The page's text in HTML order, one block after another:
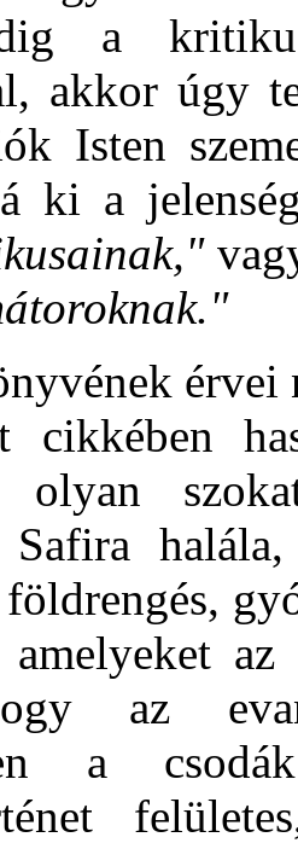
a
akkor úgy
Isten
ki a
érvei
cikkében
olyan
amelyeket
az
a